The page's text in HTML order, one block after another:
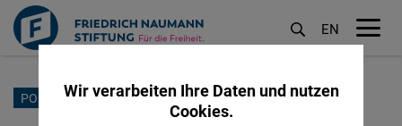
Direkt
EN
PODCASTWir verarbeiten Ihre Daten und nutzen
Cookies.